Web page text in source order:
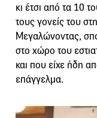
κι έτσι από τα 10
τους γονείς του
Μεγαλώνοντας,
στο χώρο του
και που είχε ήδη
επάγγελμα.